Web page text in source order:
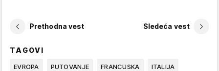
Prethodna vest Sledeća vest
TAGOVI
EVROPA PUTOVANJE FRANCUSKA ITALIJA